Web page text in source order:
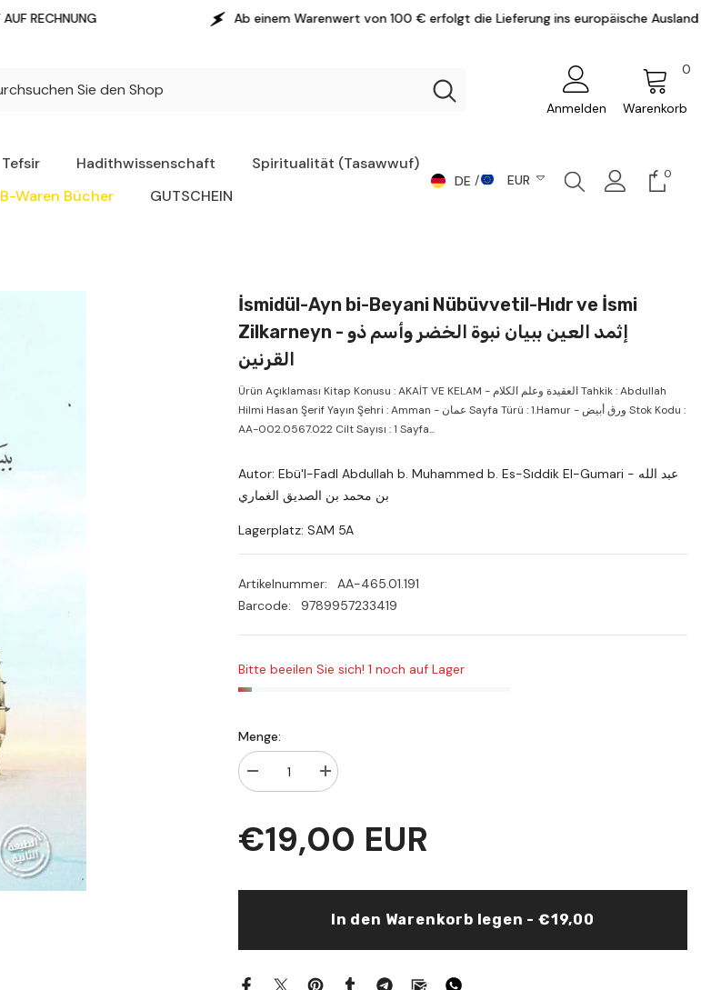
Ab einem Warenwert von 100 € erfolgt die Lieferung ins europäische Ausland versandkostenfrei.
Anmelden Warenkorb
00
Tefsir Hadithwissenschaft
Spiritualität (Tasawwuf)
B-Waren Bücher GUTSCHEIN
DE
EUR
EUR
GBP
PLN
SEK
0
İsmidül-Ayn bi-Beyani Nübüvvetil-Hıdr ve İsmi
Zilkarneyn - إثمد العين ببيان نبوة الخضر وأسم ذو
القرنين
Ürün Açıklaması Kitap Konusu : AKAİT VE KELAM - العقيدة وعلم الكلام Tahkik : Abdullah
Hilmi Hasan Şerif Yayın Şehri : Amman - عمان Sayfa Türü : 1.Hamur - ورق أبيض Stok Kodu :
AA-002.0567.022 Cilt Sayısı : 1 Sayfa...
Autor: Ebü'l-Fadl Abdullah b. Muhammed b. Es-Sıddik El-Gumari - عبد الله
بن محمد بن الصديق الغماري
Lagerplatz: SAM 5A
Artikelnummer:
AA-465.01.191
Barcode:
9789957233419
Bitte beeilen Sie sich! 1 noch auf Lager
Menge:
verringern
Ayn
bi-
إثمد
ببيان
Menge
erhöhen
Ayn
bi-
İsmi
Zilkarneyn
إثمد
ببيان
€19,00 EUR
In den Warenkorb legen - €19,00